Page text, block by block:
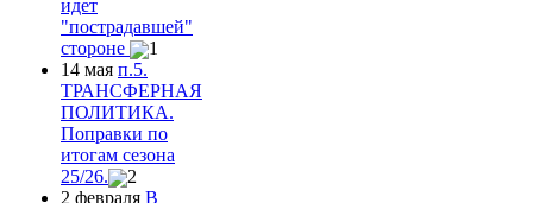
идет
"пострадавшей"
стороне
1
14 мая п.5.
ТРАНСФЕРНАЯ
ПОЛИТИКА.
Поправки по
итогам сезона
25/26.
2
2 февраля В